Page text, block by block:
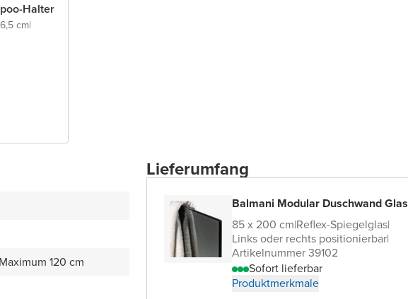
Halter
cm|
120 cm
Lieferumfang
Balmani Modular Duschwand Glas
85 x 200 cm|Reflex-Spiegelglas|
Links oder rechts positionierbar|
Artikelnummer 39102
Sofort lieferbar
Produktmerkmale